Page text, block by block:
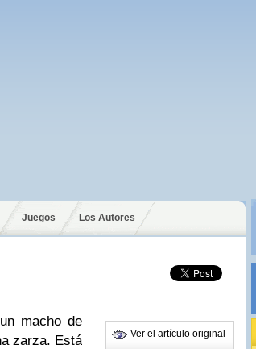
Juegos Los Autores
macho de
zarza. Está
Ver el artículo original